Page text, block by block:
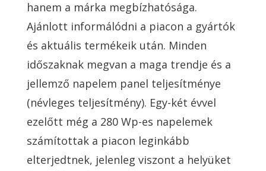
hanem a márka megbízhatósága.
Ajánlott informálódni a piacon a gyártók
és aktuális termékeik után. Minden
időszaknak megvan a maga trendje és a
jellemző napelem panel teljesítménye
(névleges teljesítmény). Egy-két évvel
ezelőtt még a 280 Wp-es napelemek
számítottak a piacon leginkább
elterjedtnek, jelenleg viszont a helyüket